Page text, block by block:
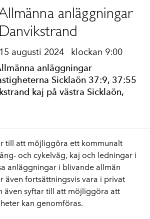
anläggningar
Danvikstrand
augusti 2024 klockan 9:00
anläggningar
Sicklaön 37:9, 37:55
kaj på västra Sicklaön,
till att möjliggöra ett kommunalt
och cykelväg, kaj och ledningar i
anläggningar i blivande allmän
även fortsättningsvis vara i privat
även syftar till att möjliggöra att
kan genomföras.